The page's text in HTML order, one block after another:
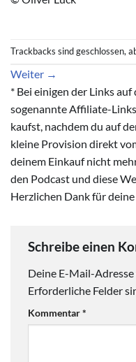
Trackbacks sind geschlossen,
Weiter →
* Bei einigen der Links
sogenannte Affiliate-
kaufst, nachdem du auf
kleine Provision direkt
deinem Einkauf nicht
den Podcast und diese
Herzlichen Dank für
Schreibe einen
Deine E-Mail-
Erforderliche Felder
Kommentar*